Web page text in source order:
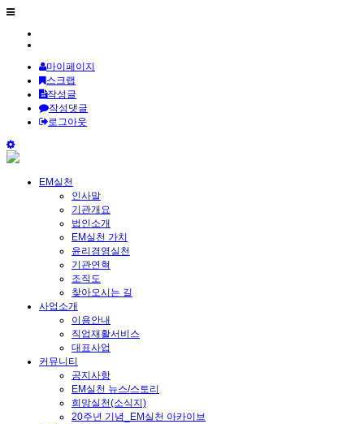
마이페이지
스크랩
작성글
작성댓글
로그아웃
EM실천
인사말
기관개요
법인소개
EM실천 가치
윤리경영실천
기관연혁
조직도
찾아오시는 길
사업소개
이용안내
직업재활서비스
대표사업
커뮤니티
공지사항
EM실천 뉴스/스토리
희망실천(소식지)
20주년 기념_EM실천 아카이브